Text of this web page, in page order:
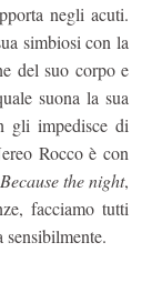
negli acuti.
simbiosi con la
del suo corpo e
suona la sua
gli impedisce di
Rocco è con
Because the night,
facciamo tutti